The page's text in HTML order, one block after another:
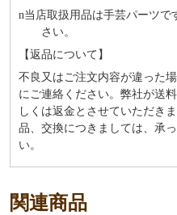
n当店取扱用品は⼿芸パーツ
さい。
【返品について】
不良又はご注文内容が違った
にご連絡ください。弊社が送
しくは返金とさせていただき
品、交換につきましては、承
い。
関連商品